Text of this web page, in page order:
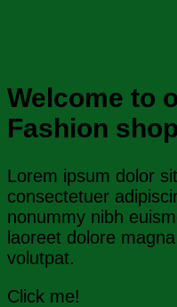
Welcome to
Fashion shop
Lorem ipsum dolor
consectetuer
nonummy nibh
laoreet dolore
volutpat.
Click me!